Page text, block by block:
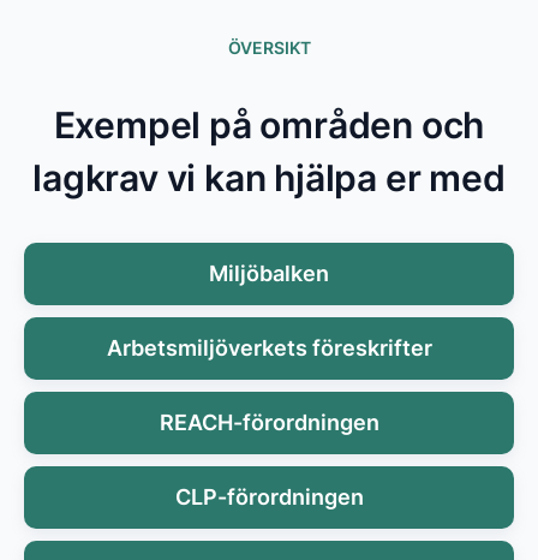
ÖVERSIKT
Exempel på områden och
lagkrav vi kan hjälpa er med
Miljöbalken
Arbetsmiljöverkets föreskrifter
REACH-förordningen
CLP-förordningen